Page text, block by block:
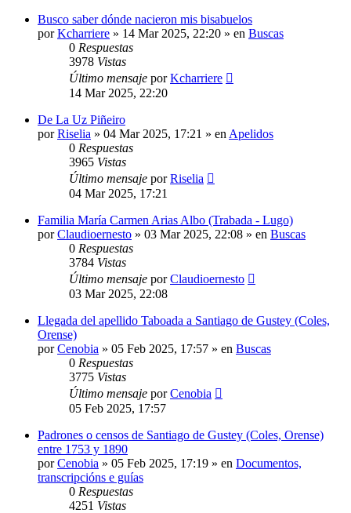
Busco saber dónde nacieron mis bisabuelos
porKcharriere » 14 Mar 2025, 22:20 » en Buscas
0 Respuestas
3978 Vistas
Último mensaje porKcharriere
14 Mar 2025, 22:20
De La Uz Piñeiro
porRiselia » 04 Mar 2025, 17:21 » en Apelidos
0 Respuestas
3965 Vistas
Último mensaje porRiselia
04 Mar 2025, 17:21
Familia María Carmen Arias Albo (Trabada - Lugo)
porClaudioernesto » 03 Mar 2025, 22:08 » en Buscas
0 Respuestas
3784 Vistas
Último mensaje porClaudioernesto
03 Mar 2025, 22:08
Llegada del apellido Taboada a Santiago de Gustey (Coles,
Orense)
porCenobia » 05 Feb 2025, 17:57 » en Buscas
0 Respuestas
3775 Vistas
Último mensaje porCenobia
05 Feb 2025, 17:57
Padrones o censos de Santiago de Gustey (Coles, Orense)
entre 1753 y 1890
porCenobia » 05 Feb 2025, 17:19 » en Documentos,
transcripcións e guías
0 Respuestas
4251 Vistas